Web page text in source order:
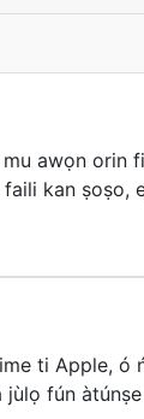
awọn orin
kan ṣoṣo,
ti Apple, ó
fún